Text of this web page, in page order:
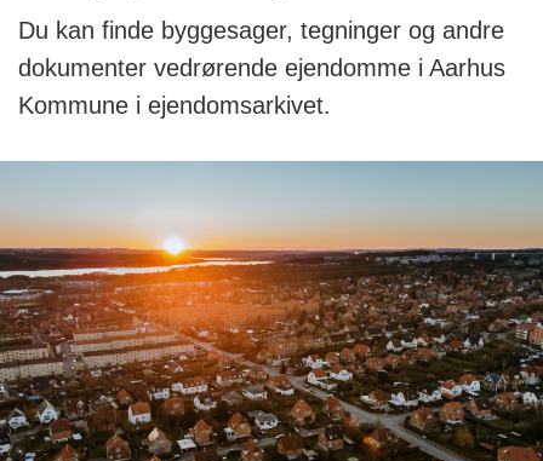
Du kan finde byggesager, tegninger og andre
dokumenter vedrørende ejendomme i Aarhus
Kommune i ejendomsarkivet.